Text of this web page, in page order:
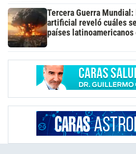
Tercera Guerra
artificial reveló cuáles
países